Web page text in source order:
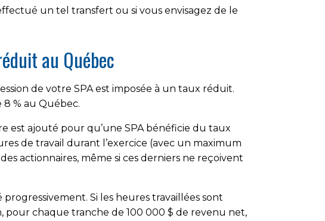
un tel transfert ou si vous envisagez de le
au Québec
de votre SPA est imposée à un taux réduit.
8 % au Québec.
est ajouté pour qu’une SPA bénéficie du taux
de travail durant l’exercice (avec un maximum
actionnaires, même si ces derniers ne reçoivent
Si les heures travaillées sont
pour chaque tranche de 100 000 $ de revenu net,